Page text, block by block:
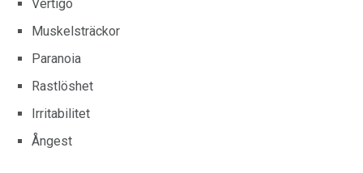
Vertigo
Muskelsträckor
Paranoia
Rastlöshet
Irritabilitet
Ångest